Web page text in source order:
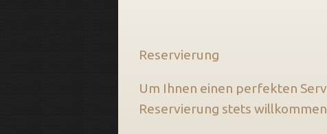
Reservierung
Um Ihnen einen perfekten
Reservierung stets